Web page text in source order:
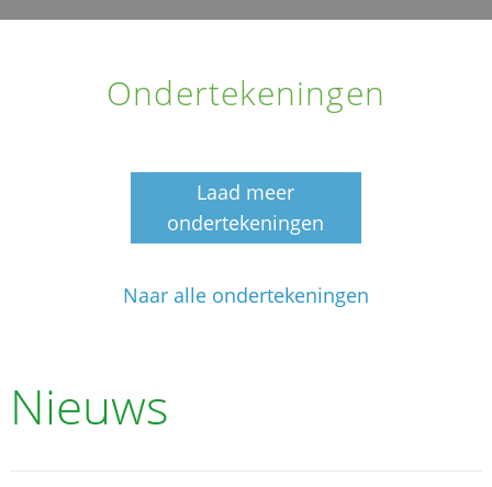
Ondertekeningen
Laad meer
ondertekeningen
Naar alle ondertekeningen
Nieuws